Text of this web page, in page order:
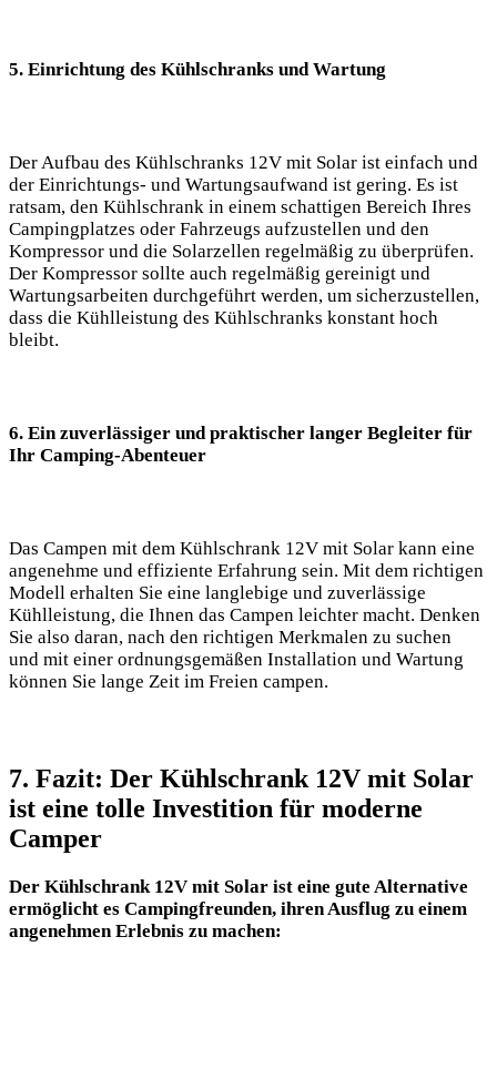
5. Einrichtung des⁤ Kühlschranks‌ und Wartung
Der‌ Aufbau des Kühlschranks 12V mit Solar ist einfach und
der⁤ Einrichtungs- und Wartungsaufwand ist‌ gering. Es ⁢ist
ratsam, den Kühlschrank in ⁣einem ​schattigen ‍Bereich ⁣Ihres
Campingplatzes oder Fahrzeugs aufzustellen⁢ und den
⁤Kompressor und die ⁣Solarzellen regelmäßig ‍zu‍ überprüfen.
Der⁣ Kompressor sollte auch regelmäßig gereinigt und
Wartungsarbeiten durchgeführt werden, um‌ sicherzustellen,
dass die Kühlleistung des Kühlschranks konstant hoch
bleibt.
6. Ein⁢ zuverlässiger ‌und praktischer ​langer Begleiter ‌für
Ihr Camping-Abenteuer
Das Campen mit‍ dem ‌Kühlschrank ⁤12V​ mit Solar kann eine
angenehme und effiziente Erfahrung ⁣sein. Mit dem​ richtigen
Modell erhalten Sie eine langlebige und zuverlässige
Kühlleistung,⁢ die Ihnen das Campen leichter macht. Denken
‍Sie also ⁤daran, nach den⁣ richtigen Merkmalen zu suchen
und mit ⁢einer ordnungsgemäßen Installation und Wartung
können ⁤Sie lange Zeit im Freien campen.
7.⁤ Fazit: Der ​Kühlschrank 12V mit Solar
⁣ist ‍eine tolle Investition für moderne⁢
Camper
Der Kühlschrank 12V mit Solar⁢ ist eine gute ⁤Alternative
ermöglicht es ⁣Campingfreunden, ihren​ Ausflug zu einem
⁣angenehmen Erlebnis ⁣zu machen: